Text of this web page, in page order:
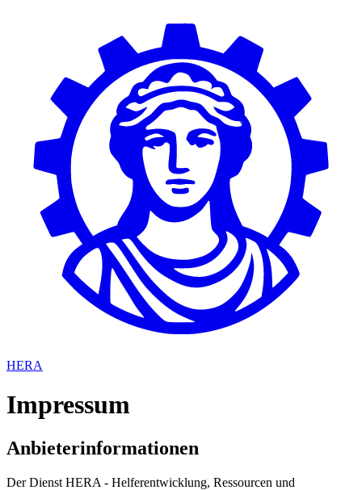
HERA
Impressum
Anbieterinformationen
Der Dienst HERA - Helferentwicklung, Ressourcen und